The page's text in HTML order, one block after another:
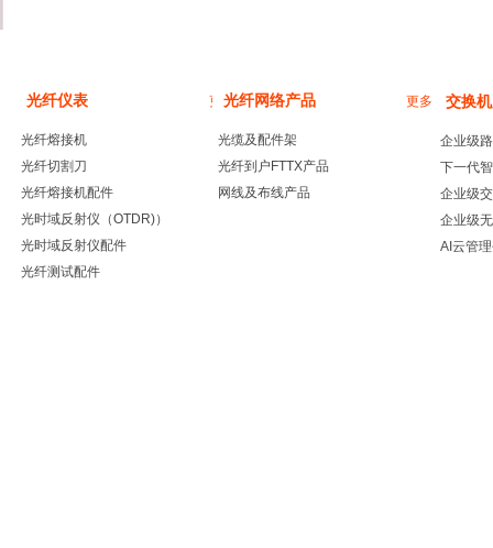
光纤仪表 更多
光纤熔接机
光纤切割刀
光纤熔接机配件
光时域反射仪（OTDR)）
光时域反射仪配件
光纤测试配件
光纤网络产品 更多
光缆及配件架
光纤到户FTTX产品
网线及布线产品
交换
企业级
下一代
企业级
企业级
AI云管